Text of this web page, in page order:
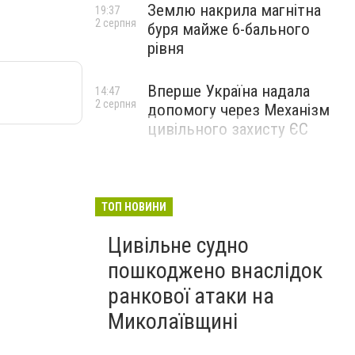
Землю накрила магнітна
буря майже 6-бального
рівня
19:37
2 серпня
Вперше Україна надала
допомогу через Механізм
цивільного захисту ЄС
14:47
2 серпня
ТОП НОВИНИ
Цивільне судно
пошкоджено внаслідок
ранкової атаки на
Миколаївщині